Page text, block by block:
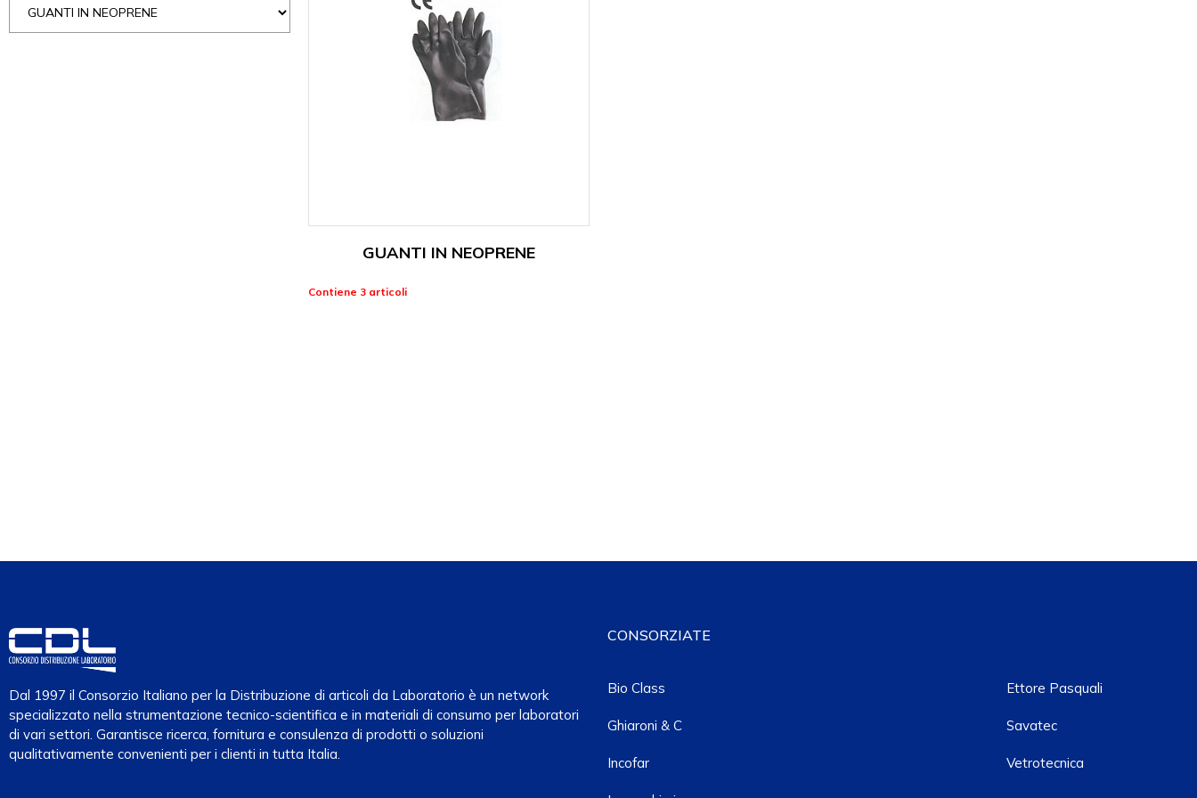
GUANTI IN NEOPRENE
Contiene 3 articoli
Dal 1997 il Consorzio Italiano per la Distribuzione di articoli da Laboratorio è un network
specializzato nella strumentazione tecnico-scientifica e in materiali di consumo per laboratori
di vari settori. Garantisce ricerca, fornitura e consulenza di prodotti o soluzioni
qualitativamente convenienti per i clienti in tutta Italia.
CONSORZIATE
Bio Class
Ghiaroni & C
Incofar
Ettore Pasquali
Savatec
Vetrotecnica